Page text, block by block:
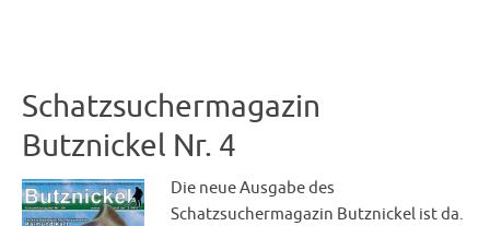
Schatzsuchermagazin
Butznickel Nr. 4
Die neue Ausgabe des
Schatzsuchermagazin Butznickel ist da.